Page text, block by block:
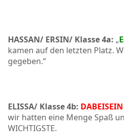
HASSAN/ ERSIN/ Klasse 4a: „
kamen auf den letzten Platz.
gegeben.“
ELISSA/ Klasse 4b:
wir hatten eine Menge Spaß
WICHTIGSTE.